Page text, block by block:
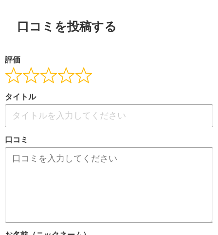
口コミを投稿する
評価
タイトル
口コミ